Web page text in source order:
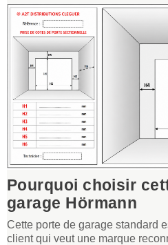
Pourquoi choisir
garage Hörmann
Cette porte de garage standard
client qui veut une marque